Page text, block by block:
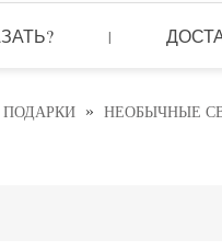
|
» НЕОБЫЧНЫЕ